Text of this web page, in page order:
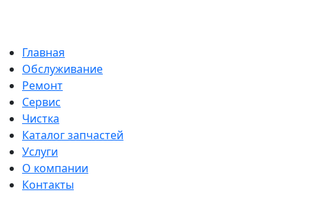
Главная
Обслуживание
Ремонт
Сервис
Чистка
Каталог запчастей
Услуги
О компании
Контакты